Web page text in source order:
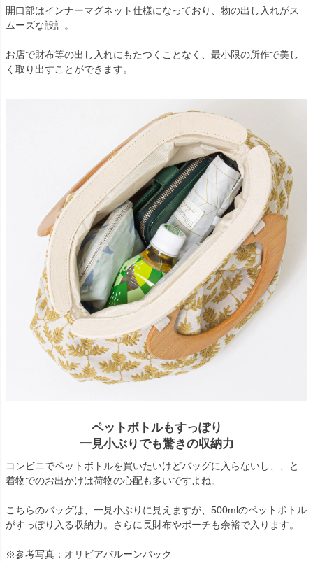
開口部はインナーマグネット仕様になっており、物の出し入れがス
ムーズな設計。
お店で財布等の出し入れにもたつくことなく、最小限の所作で美し
く取り出すことができます。
ペットボトルもすっぽり
一見小ぶりでも驚きの収納力
コンビニでペットボトルを買いたいけどバッグに入らないし、、と
着物でのお出かけは荷物の心配も多いですよね。
こちらのバッグは、一見小ぶりに見えますが、500mlのペットボトル
がすっぽり入る収納力。さらに長財布やポーチも余裕で入ります。
※参考写真：オリビアバルーンバック